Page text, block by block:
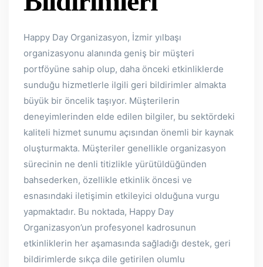
Happy Day Organizasyon, İzmir yılbaşı
organizasyonu alanında geniş bir müşteri
portföyüne sahip olup, daha önceki etkinliklerde
sunduğu hizmetlerle ilgili geri bildirimler almakta
büyük bir öncelik taşıyor. Müşterilerin
deneyimlerinden elde edilen bilgiler, bu sektördeki
kaliteli hizmet sunumu açısından önemli bir kaynak
oluşturmakta. Müşteriler genellikle organizasyon
sürecinin ne denli titizlikle yürütüldüğünden
bahsederken, özellikle etkinlik öncesi ve
esnasındaki iletişimin etkileyici olduğuna vurgu
yapmaktadır. Bu noktada, Happy Day
Organizasyon’un profesyonel kadrosunun
etkinliklerin her aşamasında sağladığı destek, geri
bildirimlerde sıkça dile getirilen olumlu